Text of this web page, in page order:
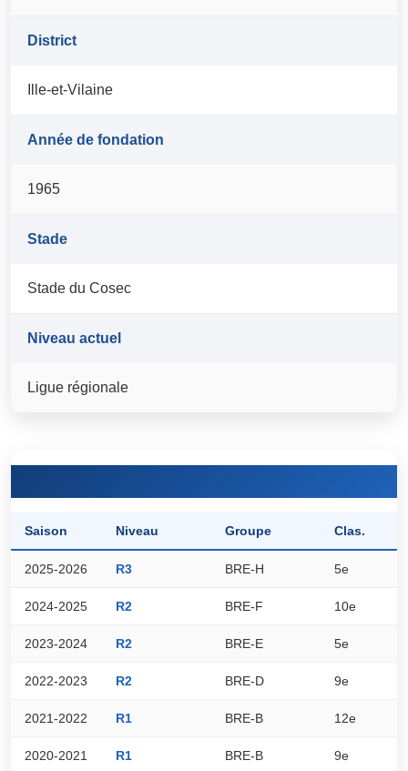
District
Ille-et-Vilaine
Année de fondation
1965
Stade
Stade du Cosec
Niveau actuel
Ligue régionale
Saison Niveau Groupe Clas.
2025-2026 R3 BRE-H 5e
2024-2025 R2 BRE-F 10e
2023-2024 R2 BRE-E 5e
2022-2023 R2 BRE-D 9e
2021-2022 R1 BRE-B 12e
2020-2021 R1 BRE-B 9e